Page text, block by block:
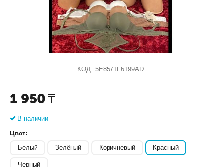
КОД: 5E8571F6199AD
1 950 ₸
В наличии
Цвет:
Белый
Зелёный Коричневый Красный
Черный